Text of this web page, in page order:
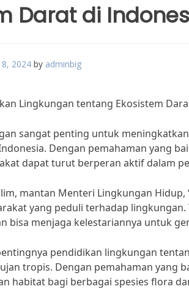
Darat di
2024 by adminbig
Lingkungan tentang Ekosistem
sangat penting untuk
Dengan pemahaman yang
dapat turut berperan aktif dalam
mantan Menteri Lingkungan
yang peduli terhadap
bisa menjaga kelestariannya untuk
pendidikan lingkungan
tropis. Dengan pemahaman yang
habitat bagi berbagai spesies flora